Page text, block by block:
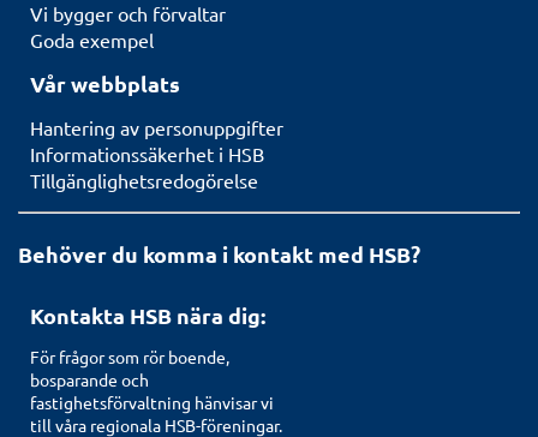
Vi bygger och förvaltar
Goda exempel
Vår webbplats
Hantering av personuppgifter
Informationssäkerhet i HSB
Tillgänglighetsredogörelse
Behöver du komma i kontakt med HSB?
Kontakta HSB nära dig:
För frågor som rör boende,
bosparande och
fastighetsförvaltning hänvisar vi
till våra regionala HSB-föreningar.